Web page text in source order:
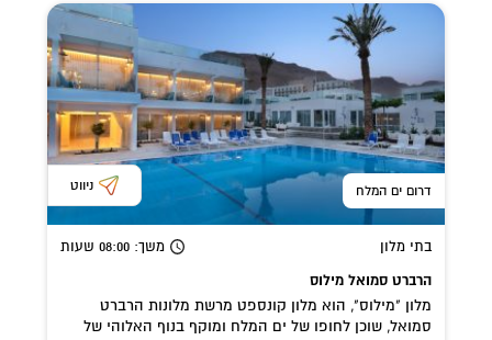
דרום ים המלח ניווט
בתי מלון משך: 08:00 שעות
הרברט סמואל מילוס
מלון "מילוס", הוא מלון קונספט מרשת מלונות הרברט
סמואל, שוכן לחופו של ים המלח ומוקף בנוף האלוהי של